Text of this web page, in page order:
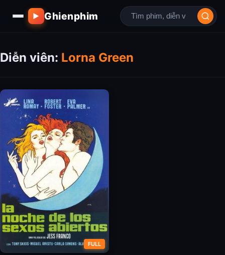
▶ Ghienphim
Diễn viên: Lorna Green
FULL